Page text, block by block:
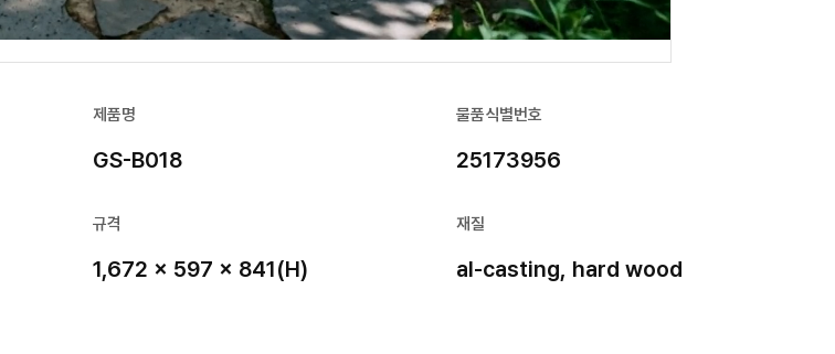
제품명
GS-B018
물품식별번호
25173956
규격
1,672 × 597 × 841(H)
재질
al-casting, hard wood